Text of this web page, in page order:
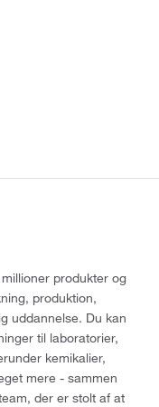
produkter og
produktion,
uddannelse. Du kan
til laboratorier,
kemikalier,
mere - sammen
der er stolt af at